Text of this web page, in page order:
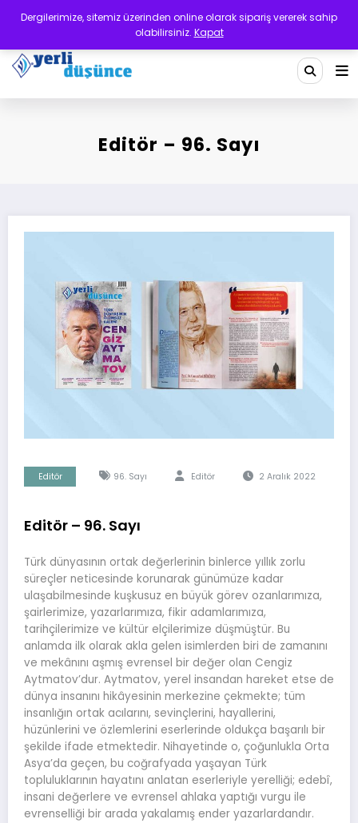
Dergilerimize, sitemiz üzerinden online olarak sipariş vererek sahip
olabilirsiniz. Kapat
Yerli Düşünce Dergisi
Editör – 96. Sayı
Editör 96. Sayı Editör 2 Aralık 2022
Editör – 96. Sayı
Türk dünyasının ortak değerlerinin binlerce yıllık zorlu
süreçler neticesinde korunarak günümüze kadar
ulaşabilmesinde kuşkusuz en büyük görev ozanlarımıza,
şairlerimize, yazarlarımıza, fikir adamlarımıza,
tarihçilerimize ve kültür elçilerimize düşmüştür. Bu
anlamda ilk olarak akla gelen isimlerden biri de zamanını
ve mekânını aşmış evrensel bir değer olan Cengiz
Aytmatov’dur. Aytmatov, yerel insandan hareket etse de
dünya insanını hikâyesinin merkezine çekmekte; tüm
insanlığın ortak acılarını, sevinçlerini, hayallerini,
hüzünlerini ve özlemlerini eserlerinde oldukça başarılı bir
şekilde ifade etmektedir. Nihayetinde o, çoğunlukla Orta
Asya’da geçen, bu coğrafyada yaşayan Türk
topluluklarının hayatını anlatan eserleriyle yerelliği; edebî,
insani değerlere ve evrensel ahlaka yaptığı vurgu ile
evrenselliği bir arada yakalamış ender yazarlardandır.